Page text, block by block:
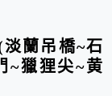
蘭吊橋~石
~獵狸尖~黄